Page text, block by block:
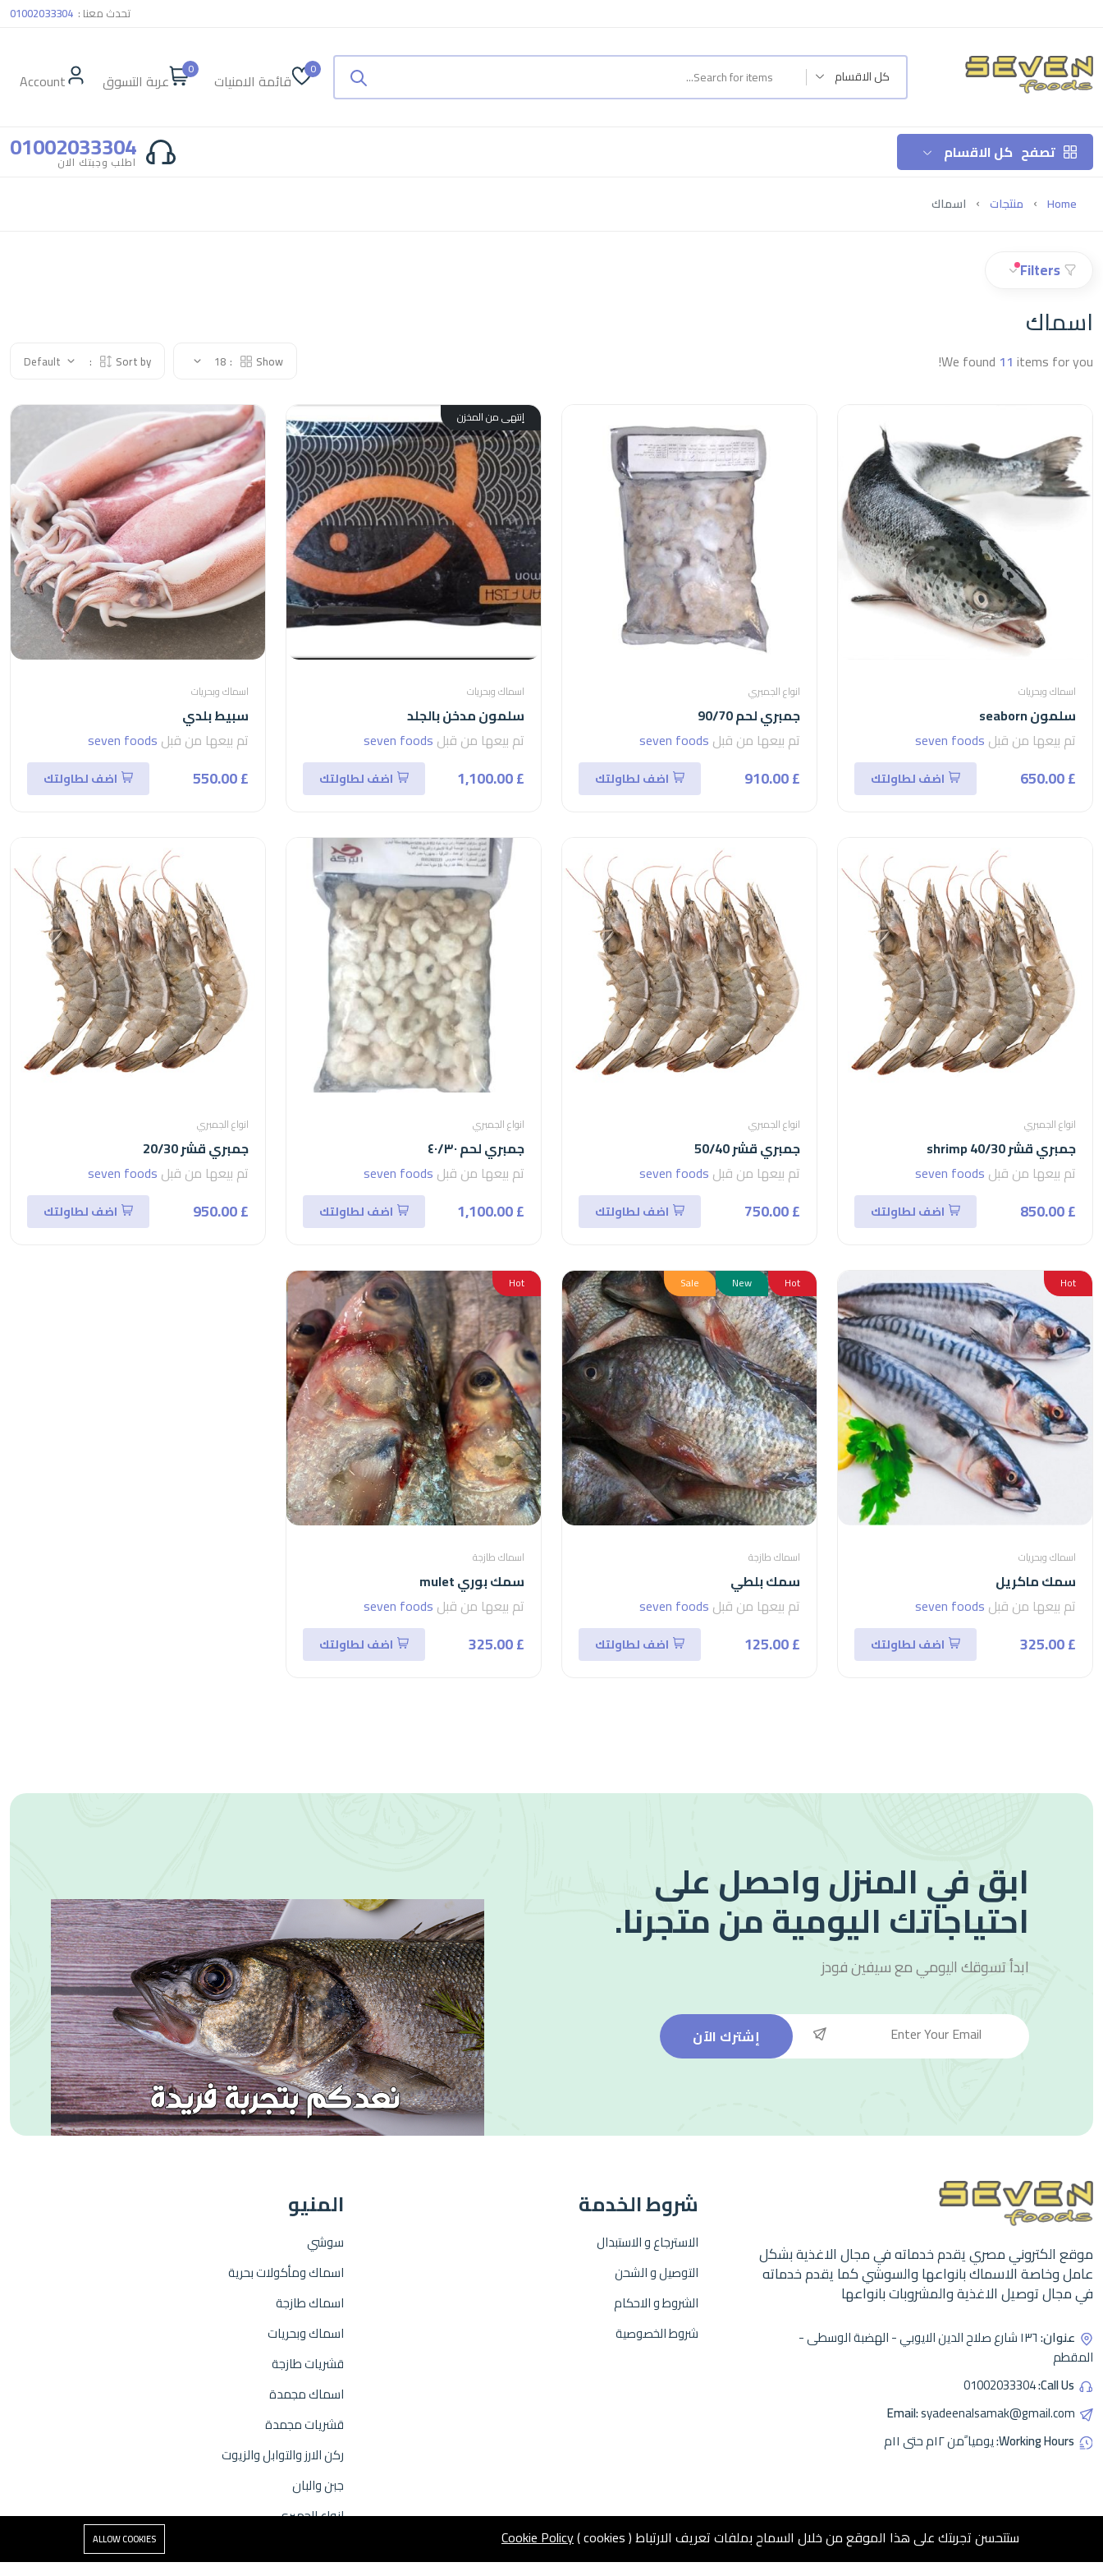
تحدث معنا : 01002033304
كل الاقسام 0
قائمة الامنيات
0
عربة التسوق Account
تصفح كل الاقسام 01002033304
اطلب وجبتك الان
Home منتجات اسماك
Filters
اسماك
We found 11 items for you!
Show:
18
Sort by:
Default
اسماك وبحريات
سلمون seaborn
تم بيعها من قبل seven foods
£ 650.00 اضف لطاولتك
انواع الجمبري
جمبري لحم 90/70
تم بيعها من قبل seven foods
£ 910.00 اضف لطاولتك
إنتهى من المخزن
اسماك وبحريات
سلمون مدخن بالجلد
تم بيعها من قبل seven foods
£ 1,100.00 اضف لطاولتك
اسماك وبحريات
سبيط بلدي
تم بيعها من قبل seven foods
£ 550.00 اضف لطاولتك
انواع الجمبري
جمبري قشر 40/30 shrimp
تم بيعها من قبل seven foods
£ 850.00 اضف لطاولتك
انواع الجمبري
جمبري قشر 50/40
تم بيعها من قبل seven foods
£ 750.00 اضف لطاولتك
انواع الجمبري
جمبري لحم ٤٠/٣٠
تم بيعها من قبل seven foods
£ 1,100.00 اضف لطاولتك
انواع الجمبري
جمبري قشر 20/30
تم بيعها من قبل seven foods
£ 950.00 اضف لطاولتك
Hot
اسماك وبحريات
سمك ماكريل
تم بيعها من قبل seven foods
£ 325.00 اضف لطاولتك
Hot
New
Sale
اسماك طازجة
سمك بلطي
تم بيعها من قبل seven foods
£ 125.00 اضف لطاولتك
Hot
اسماك طازجة
سمك بوري mulet
تم بيعها من قبل seven foods
£ 325.00 اضف لطاولتك
ابق في المنزل واحصل على
احتياجاتك اليومية من متجرنا.
ابدأ تسوقك اليومي معسيفين فودز
إشترك الآن
موقع الكتروني مصري يقدم خدماته في مجال الاغذية بشكل
عامل وخاصة الاسماك بانواعها والسوشي كما يقدم خدماته
في مجال توصيل الاغذية والمشروبات بانواعها
عنوان:
١٣٦ شارع صلاح الدين الايوبي - الهضبة الوسطى -
المقطم
Call Us:
01002033304
Email:syadeenalsamak@gmail.com
Working Hours: يوميا ًمن ١٢م حتى ١١م
شروط الخدمة
الاسترجاع و الاستبدال
التوصيل و الشحن
الشروط و الاحكام
شروط الخصوصية
المنيو
سوشي
اسماك ومأكولات بحرية
اسماك طازجة
اسماك وبحريات
قشريات طازجة
اسماك مجمدة
قشريات مجمدة
ركن الارز والتوابل والزيوت
جبن والبان
انواع الجمبري
ستتحسن تجربتك على هذا الموقع من خلال السماح بملفات تعريف الارتباط ( cookies ) Cookie Policy
ALLOW COOKIES